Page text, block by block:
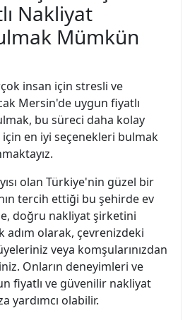
Nakliyat
Mümkün
insan için stresli ve
Mersin'de uygun fiyatlı
bu süreci daha kolay
en iyi seçenekleri bulmak
olan Türkiye'nin güzel bir
tercih ettiği bu şehirde ev
doğru nakliyat şirketini
adım olarak, çevrenizdeki
veya komşularınızdan
Onların deneyimleri ve
fiyatlı ve güvenilir nakliyat
yardımcı olabilir.